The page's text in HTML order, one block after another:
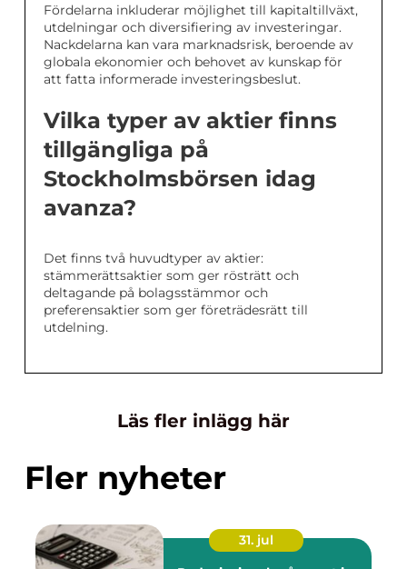
Fördelarna inkluderar möjlighet till kapitaltillväxt,
utdelningar och diversifiering av investeringar.
Nackdelarna kan vara marknadsrisk, beroende av
globala ekonomier och behovet av kunskap för
att fatta informerade investeringsbeslut.
Vilka typer av aktier finns
tillgängliga på
Stockholmsbörsen idag
avanza?
Det finns två huvudtyper av aktier:
stämmerättsaktier som ger rösträtt och
deltagande på bolagsstämmor och
preferensaktier som ger företrädesrätt till
utdelning.
Läs fler inlägg här
Fler nyheter
31. jul